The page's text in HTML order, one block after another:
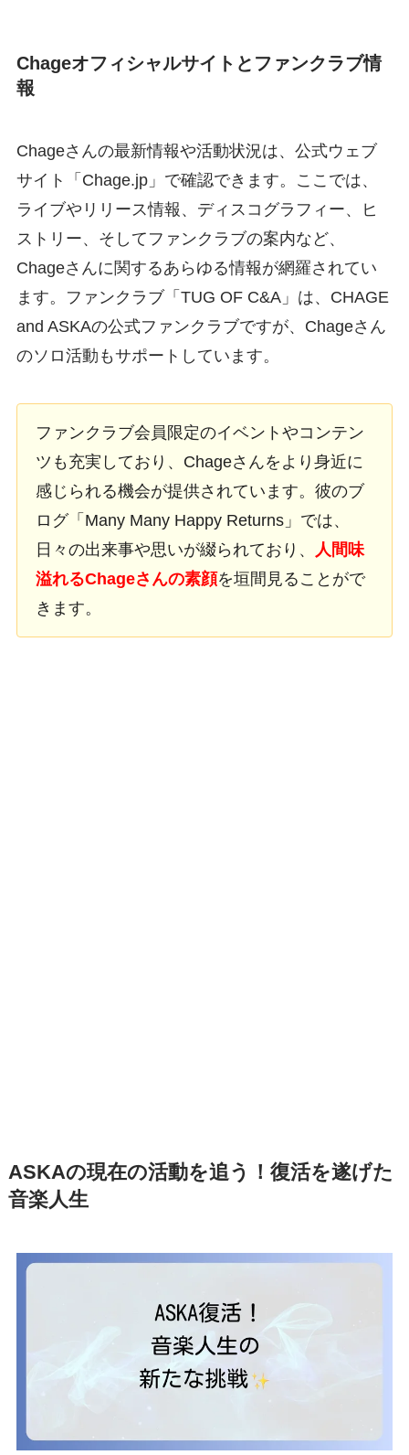
Chageオフィシャルサイトとファンクラブ情
報
Chageさんの最新情報や活動状況は、公式ウェブ
サイト「Chage.jp」で確認できます。ここでは、
ライブやリリース情報、ディスコグラフィー、ヒ
ストリー、そしてファンクラブの案内など、
Chageさんに関するあらゆる情報が網羅されてい
ます。ファンクラブ「TUG OF C&A」は、CHAGE
and ASKAの公式ファンクラブですが、Chageさん
のソロ活動もサポートしています。
ファンクラブ会員限定のイベントやコンテン
ツも充実しており、Chageさんをより身近に
感じられる機会が提供されています。彼のブ
ログ「Many Many Happy Returns」では、
日々の出来事や思いが綴られており、
人間味
溢れるChageさんの素顔を垣間見ることがで
きます。
ASKAの現在の活動を追う！復活を遂げた
音楽人生